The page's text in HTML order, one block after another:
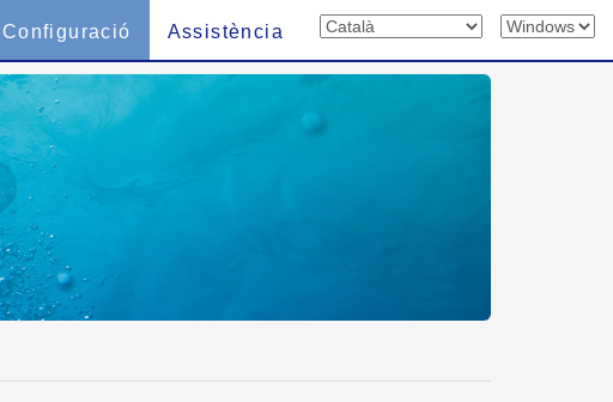
Configuració Assistència